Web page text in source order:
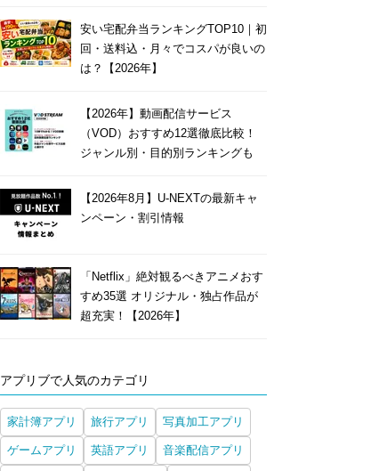
安い宅配弁当ランキングTOP10｜初
回・送料込・月々でコスパが良いの
は？【2026年】
【2026年】動画配信サービス
（VOD）おすすめ12選徹底比較！
ジャンル別・目的別ランキングも
【2026年8月】U-NEXTの最新キャ
ンペーン・割引情報
「Netflix」絶対観るべきアニメおす
すめ35選 オリジナル・独占作品が
超充実！【2026年】
アプリブで人気のカテゴリ
家計簿アプリ 旅行アプリ 写真加工アプリ
ゲームアプリ 英語アプリ 音楽配信アプリ